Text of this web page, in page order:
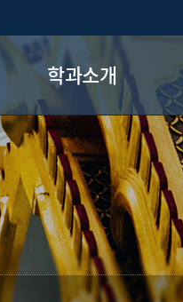
학과소개
학과장 인사말
학과 목표
오시는 길